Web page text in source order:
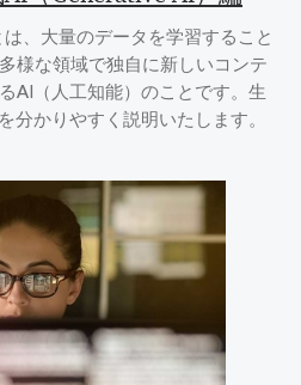
、大量のデータを学習すること
様な領域で独自に新しいコンテ
AI（人工知能）のことです。生
分かりやすく説明いたします。